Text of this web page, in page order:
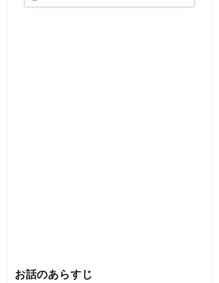
お話のあらすじ